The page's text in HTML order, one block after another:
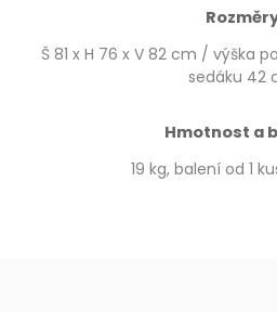
Š 81 x H 76 x V 82 cm / výška
sedáku 42
Hmotnost a
19 kg, balení od 1